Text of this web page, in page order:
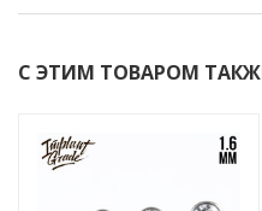
С ЭТИМ ТОВАРОМ